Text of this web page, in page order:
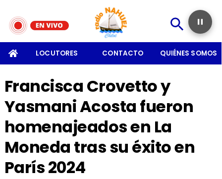
LOCUTORES CONTACTO QUIÉNES SOMOS
Francisca Crovetto y
Yasmani Acosta fueron
homenajeados en La
Moneda tras su éxito en
París 2024